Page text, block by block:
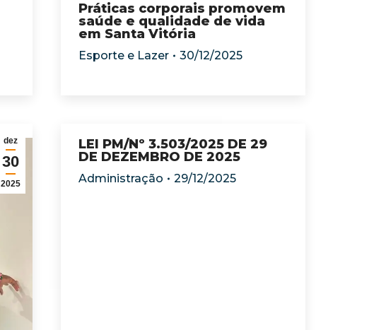
Práticas corporais promovem
saúde e qualidade de vida
em Santa Vitória
Esporte e Lazer 30/12/2025
dez
30
2025
LEI PM/Nº 3.503/2025 DE 29
DE DEZEMBRO DE 2025
Administração 29/12/2025